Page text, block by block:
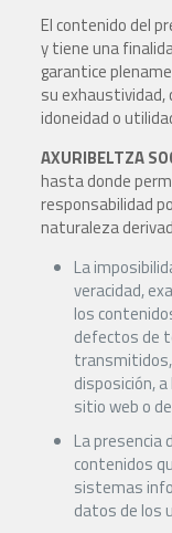
El contenido del
y tiene una
garantice
su exhaustividad,
idoneidad o
AXURIBELTZA
hasta donde
responsabilidad
naturaleza
La
veracidad,
los
defectos de
disposición,
sitio web o
La presencia
contenidos
sistemas
datos de los